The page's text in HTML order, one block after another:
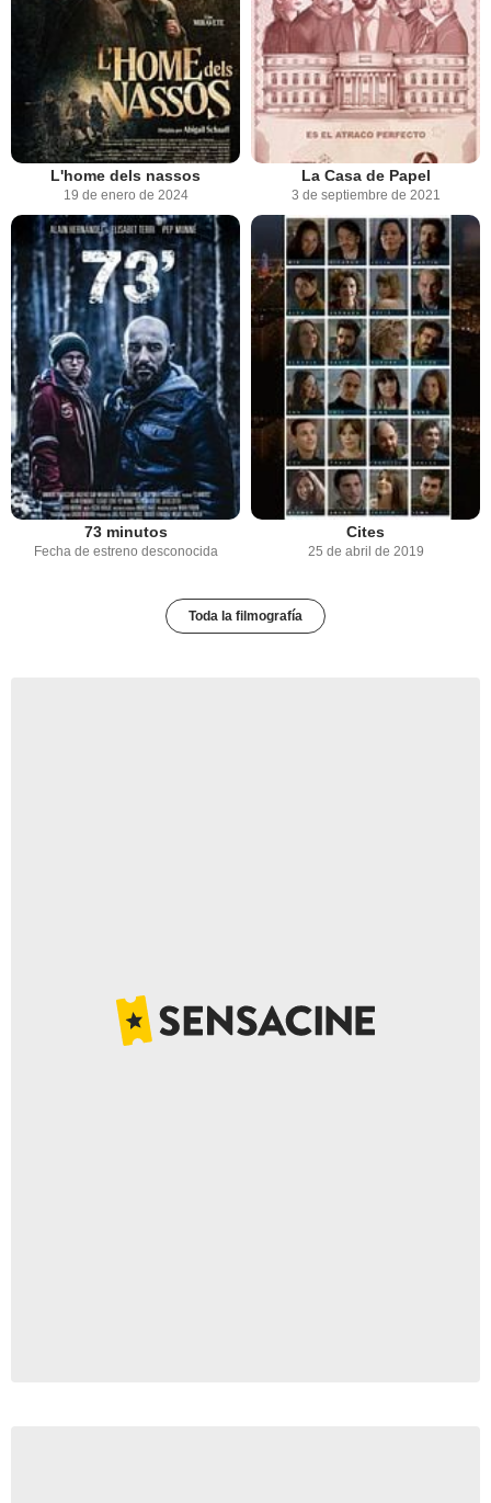
L'home dels nassos
19 de enero de 2024
La Casa de Papel
3 de septiembre de 2021
73 minutos
Fecha de estreno desconocida
Cites
25 de abril de 2019
Toda la filmografía